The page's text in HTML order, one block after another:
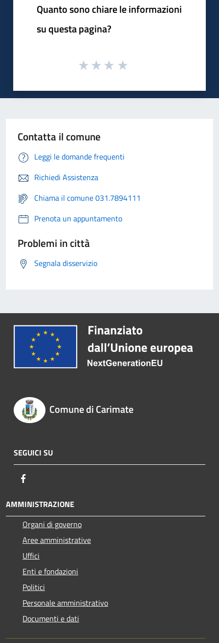
Quanto sono chiare le informazioni
su questa pagina?
Contatta il comune
Leggi le domande frequenti
Richiedi Assistenza
Chiama il comune 031.7894111
Prenota un appuntamento
Problemi in città
Segnala disservizio
Comune di Carimate
SEGUICI SU
AMMINISTRAZIONE
Organi di governo
Aree amministrative
Uffici
Enti e fondazioni
Politici
Personale amministrativo
Documenti e dati